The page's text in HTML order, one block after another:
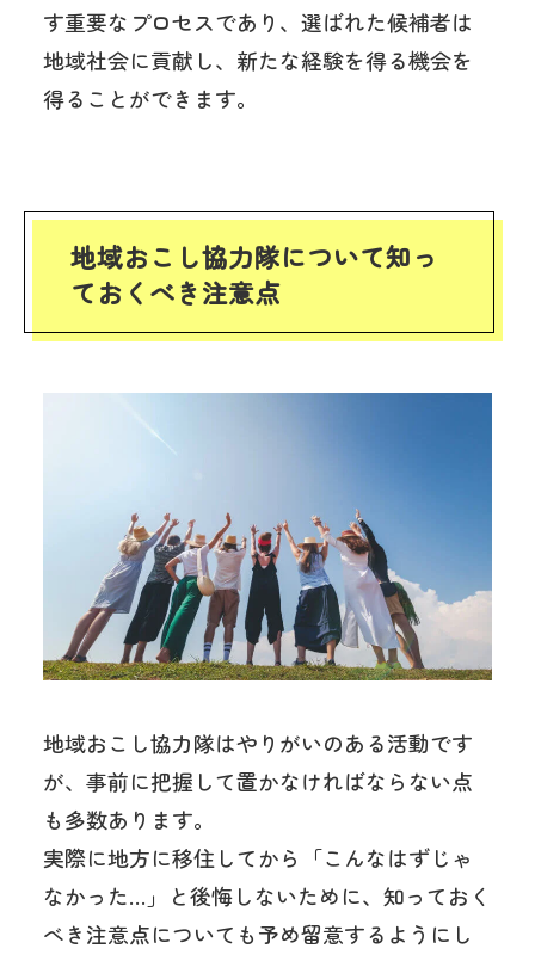
す重要なプロセスであり、選ばれた候補者は
地域社会に貢献し、新たな経験を得る機会を
得ることができます。
地域おこし協力隊について知っ
ておくべき注意点
地域おこし協力隊はやりがいのある活動です
が、事前に把握して置かなければならない点
も多数あります。
実際に地方に移住してから「こんなはずじゃ
なかった…」と後悔しないために、知っておく
べき注意点についても予め留意するようにし